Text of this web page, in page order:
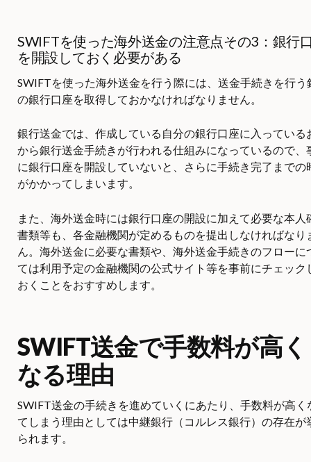
SWIFTを使った海外送金の注意点その3：銀行
を開設しておく必要がある
SWIFTを使った海外送金を行う際には、送金手続きを行う
の銀行口座を取得しておかなければなりません。
銀行送金では、作成している自分の銀行口座に入っている
から銀行送金手続きが行われる仕組みになっているので、
に銀行口座を開設していないと、さらに手続き完了までの
がかかってしまいます。
また、海外送金時には銀行口座の開設に加えて必要な本人
書類等も、各金融機関が定めるものを提出しなければなり
ん。海外送金に必要な書類や、海外送金手続きのフローに
ては利用予定の金融機関の公式サイト等を事前にチェック
おくことをおすすめします。
SWIFT送金で手数料が高く
なる理由
SWIFT送金の手続きを進めていくにあたり、手数料が高く
てしまう理由としては中継銀行（コルレス銀行）の存在が
られます。